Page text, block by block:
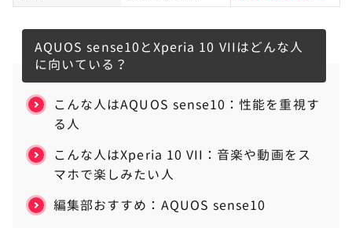
AQUOS sense10とXperia 10 VIIはどんな人
に向いている？
こんな人はAQUOS sense10：性能を重視す
る人
こんな人はXperia 10 VII：音楽や動画をス
マホで楽しみたい人
編集部おすすめ：AQUOS sense10